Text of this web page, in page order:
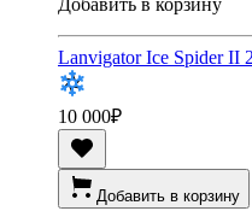
Lanvigator Ice Spider II
10 000₽
Добавить в корзину